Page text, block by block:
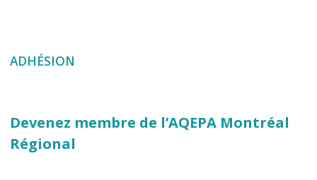
ADHÉSION
Devenez membre de l’AQEPA Montréal
Régional